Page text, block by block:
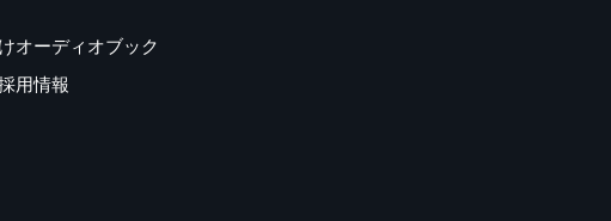
オーディオブック
用情報